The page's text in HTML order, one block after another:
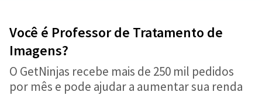
Você é Professor de Tratamento de
Imagens?
O GetNinjas recebe mais de 250 mil pedidos
por mês e pode ajudar a aumentar sua renda